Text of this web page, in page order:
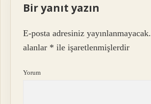
Bir yanıt yazın
E-posta adresiniz yayınlanmayacak.
alanlar * ile işaretlenmişlerdir
Yorum